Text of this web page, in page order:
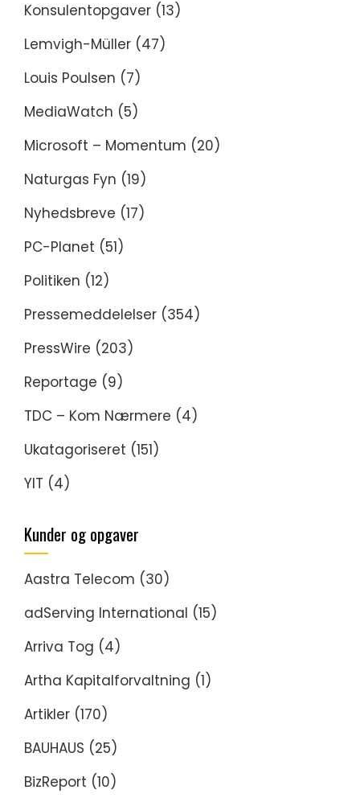
Konsulentopgaver (13)
Lemvigh-Müller (47)
Louis Poulsen (7)
MediaWatch (5)
Microsoft – Momentum (20)
Naturgas Fyn (19)
Nyhedsbreve (17)
PC-Planet (51)
Politiken (12)
Pressemeddelelser (354)
PressWire (203)
Reportage (9)
TDC – Kom Nærmere (4)
Ukatagoriseret (151)
YIT (4)
Kunder og opgaver
Aastra Telecom (30)
adServing International (15)
Arriva Tog (4)
Artha Kapitalforvaltning (1)
Artikler (170)
BAUHAUS (25)
BizReport (10)